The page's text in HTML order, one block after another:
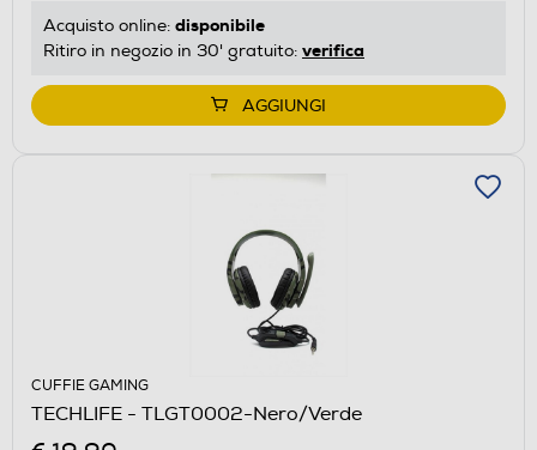
Acquisto online: disponibile
Ritiro in negozio in 30' gratuito: verifica
AGGIUNGI
CUFFIE GAMING
TECHLIFE - TLGT0002-Nero/Verde